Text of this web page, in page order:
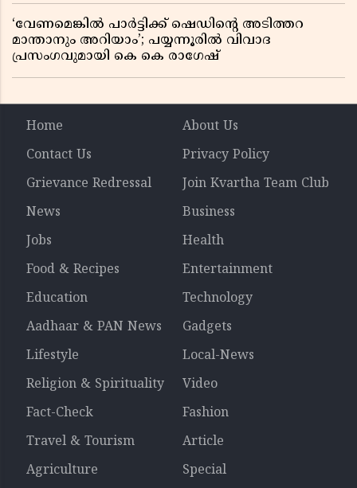
‘വേണമെങ്കിൽ പാർട്ടിക്ക് ഷെഡിൻ്റെ അടിത്തറ
മാന്താനും അറിയാം’; പയ്യന്നൂരിൽ വിവാദ
പ്രസംഗവുമായി കെ കെ രാഗേഷ്
Home
About Us
Contact Us
Privacy Policy
Grievance Redressal
Join Kvartha Team Club
News
Business
Jobs
Health
Food & Recipes
Entertainment
Education
Technology
Aadhaar & PAN News
Gadgets
Lifestyle
Local-News
Religion & Spirituality
Video
Fact-Check
Fashion
Travel & Tourism
Article
Agriculture
Special